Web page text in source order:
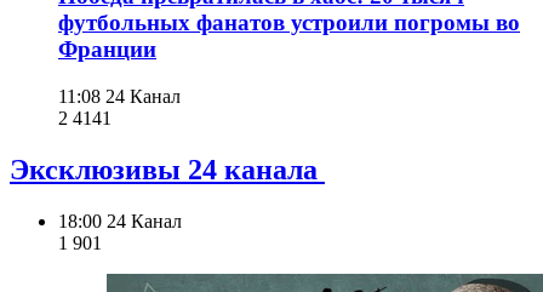
футбольных фанатов устроили погромы во
Франции
11:08 24 Канал
2 4141
Эксклюзивы 24 канала
18:00 24 Канал
1 901